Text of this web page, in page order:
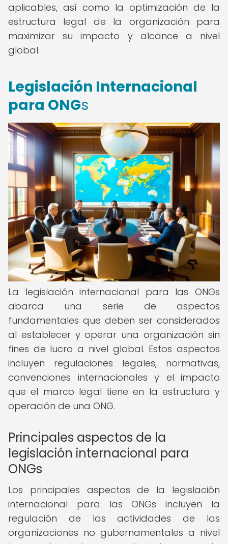
aplicables, así como la optimización de la
estructura legal de la organización para
maximizar su impacto y alcance a nivel
global.
Legislación Internacional
para ONGs
La legislación internacional para las ONGs
abarca una serie de aspectos
fundamentales que deben ser considerados
al establecer y operar una organización sin
fines de lucro a nivel global. Estos aspectos
incluyen regulaciones legales, normativas,
convenciones internacionales y el impacto
que el marco legal tiene en la estructura y
operación de una ONG.
Principales aspectos de la
legislación internacional para
ONGs
Los principales aspectos de la legislación
internacional para las ONGs incluyen la
regulación de las actividades de las
organizaciones no gubernamentales a nivel